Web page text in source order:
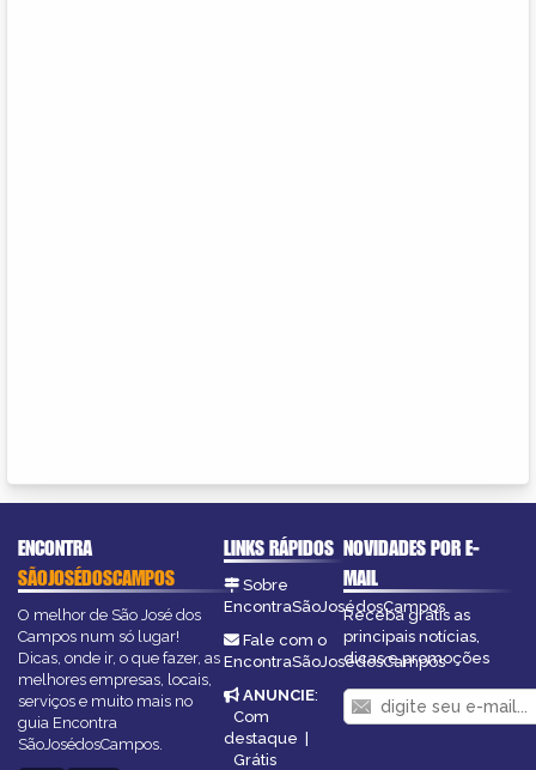
ENCONTRA
SÃOJOSÉDOSCAMPOS
O melhor de São José dos
Campos num só lugar!
Dicas, onde ir, o que fazer, as
melhores empresas, locais,
serviços e muito mais no
guia Encontra
SãoJosédosCampos.
LINKS RÁPIDOS
Sobre
EncontraSãoJosédosCampos
Fale com o
EncontraSãoJosédosCampos
ANUNCIE:
Com
destaque |
Grátis
NOVIDADES POR E-
MAIL
Receba grátis as
principais notícias,
dicas e promoções